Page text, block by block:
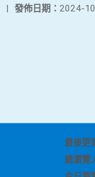
發佈日期： 2024-
|
最後更
總瀏覽